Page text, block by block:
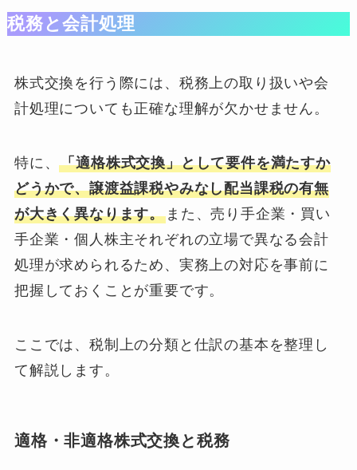
税務と会計処理
株式交換を行う際には、税務上の取り扱いや会
計処理についても正確な理解が欠かせません。
特に、「適格株式交換」として要件を満たすか
どうかで、譲渡益課税やみなし配当課税の有無
が大きく異なります。また、売り手企業・買い
手企業・個人株主それぞれの立場で異なる会計
処理が求められるため、実務上の対応を事前に
把握しておくことが重要です。
ここでは、税制上の分類と仕訳の基本を整理し
て解説します。
適格・非適格株式交換と税務